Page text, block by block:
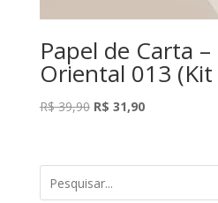
Papel de Carta
Oriental 013
R$39,90 O
era:
R$ 39,90.
R$ 31,90O
é: